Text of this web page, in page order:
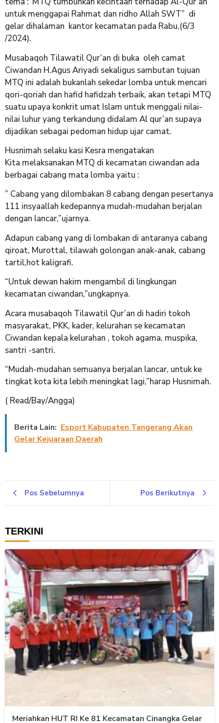
untuk menggapai Rahmat dan ridho Allah SWT” di
gelar dihalaman kantor kecamatan pada Rabu,(6/3
/2024).
Musabaqoh Tilawatil Qur’an di buka oleh camat
Ciwandan H.Agus Ariyadi sekaligus sambutan tujuan
MTQ ini adalah bukanlah sekedar lomba untuk mencari
qori-qoriah dan hafid hafidzah terbaik, akan tetapi MTQ
suatu upaya konkrit umat Islam untuk menggali nilai-
nilai luhur yang terkandung didalam Al qur’an supaya
dijadikan sebagai pedoman hidup ujar camat.
Husnimah selaku kasi Kesra mengatakan
Kita melaksanakan MTQ di kecamatan ciwandan ada
berbagai cabang mata lomba yaitu :
” Cabang yang dilombakan 8 cabang dengan pesertanya
111 insyaallah kedepannya mudah-mudahan berjalan
dengan lancar,”ujarnya.
Adapun cabang yang di lombakan di antaranya cabang
qiroat, Murottal, tilawah golongan anak-anak, cabang
tartil,hot kaligrafi.
“Untuk dewan hakim mengambil di lingkungan
kecamatan ciwandan,”ungkapnya.
Acara musabaqoh Tilawatil Qur’an di hadiri tokoh
masyarakat, PKK, kader, kelurahan se kecamatan
Ciwandan kepala kelurahan , tokoh agama, muspika,
santri -santri.
“Mudah-mudahan semuanya berjalan lancar, untuk ke
tingkat kota kita lebih meningkat lagi,”harap Husnimah.
( Read/Bay/Angga)
Berita Lain: Esport Kabupaten Tangerang Akan
Gelar Kejuaraan Daerah
Pos Sebelumnya Pos Berikutnya
TERKINI
Meriahkan HUT RI Ke 81 Kecamatan Cinangka Gelar